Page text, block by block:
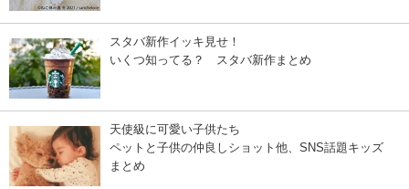
スタバ新作イッキ見せ！
いくつ知ってる？ スタバ新作まとめ
天使級に可愛い子供たち
ペットと子供の仲良しショット他、SNS話題キッズ
まとめ